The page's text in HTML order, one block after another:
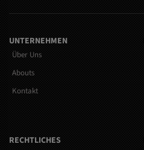
UNTERNEHMEN
Über Uns
Abouts
Kontakt
RECHTLICHES